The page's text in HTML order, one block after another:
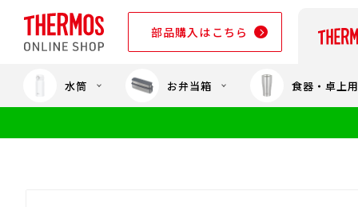
部品購入はこちら
部品購入はこちら
水筒 お弁当箱 食器・卓上